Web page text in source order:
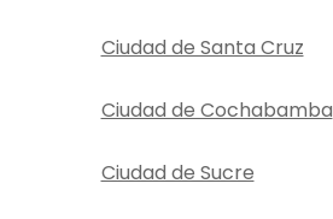
Ciudad de Santa Cruz
Ciudad de Cochabamba
Ciudad de Sucre